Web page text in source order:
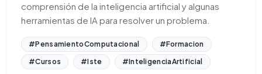
comprensión de la inteligencia artificial y algunas
herramientas de IA para resolver un problema.
#PensamientoComputacional
#Formacion
#Cursos
#Iste #InteligenciaArtificial